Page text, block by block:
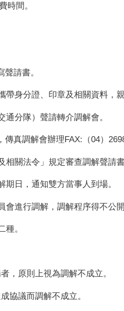
時間。
請書。
身分證、印章及相關資料，
分隊）聲請轉介調解會。
傳真調解會辦理FAX: （04）
關法令」規定審查調解聲請
日，通知雙方當事人到場。
進行調解，調解程序得不公開
種。
，原則上視為調解不成立。
協議而調解不成立。